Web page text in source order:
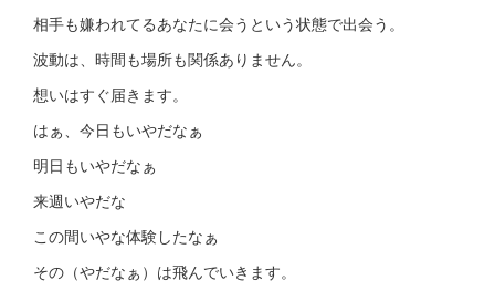
相手も嫌われてるあなたに会うという状態で出会う。
波動は、時間も場所も関係ありません。
想いはすぐ届きます。
はぁ、今日もいやだなぁ
明日もいやだなぁ
来週いやだな
この間いやな体験したなぁ
その（やだなぁ）は飛んでいきます。